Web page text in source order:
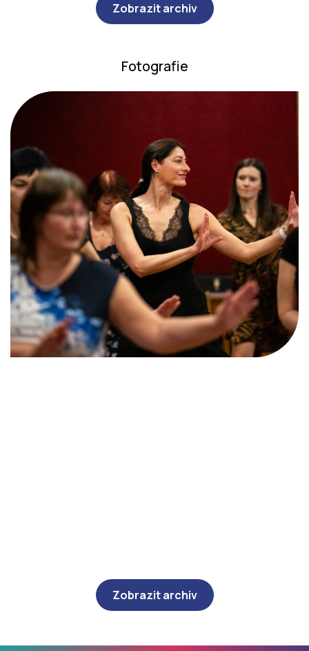
Zobrazit archiv
Fotografie
Zobrazit archiv